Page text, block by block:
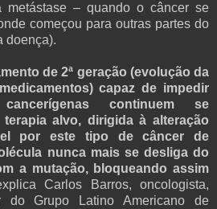
metástase – quando o câncer se
começou para outras partes do
doença).
de 2ª geração (evolução da
capaz de impedir
continuem se
alvo, dirigida à alteração
por este tipo de câncer de
nunca mais se desliga do
a mutação, bloqueando assim
Carlos Barros, oncologista,
do Grupo Latino Americano de